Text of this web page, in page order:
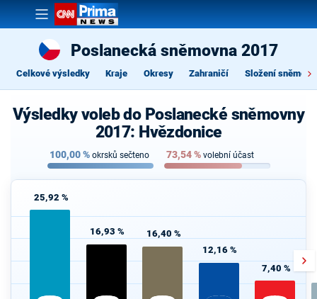
Poslanecká sněmovna 2017
Celkové výsledky Kraje Okresy Zahraničí Složení
Výsledky voleb do Poslanecké sněmovny
2017: Hvězdonice
100,00% okrsků sečteno 73,54% volební účast
25,92 %
16,93 % 16,40 %
12,16 %
7,40 %